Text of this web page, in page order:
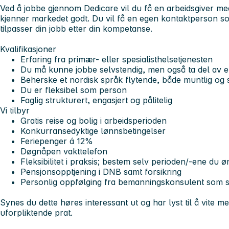
Ved å jobbe gjennom Dedicare vil du få en arbeidsgiver
kjenner markedet godt. Du vil få en egen kontaktperson
tilpasser din jobb etter din kompetanse.
Kvalifikasjoner
Erfaring fra primær- eller spesialisthelsetjenesten
Du må kunne jobbe selvstendig, men også ta del av
Beherske et nordisk språk flytende, både muntlig og
Du er fleksibel som person
Faglig strukturert, engasjert og pålitelig
Vi tilbyr
Gratis reise og bolig i arbeidsperioden
Konkurransedyktige lønnsbetingelser
Feriepenger á 12%
Døgnåpen vakttelefon
Fleksibilitet i praksis; bestem selv perioden/-ene du
Pensjonsopptjening i DNB samt forsikring
Personlig oppfølging fra bemanningskonsulent som
Synes du dette høres interessant ut og har lyst til å vite
uforpliktende prat.